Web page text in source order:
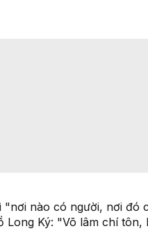
"nơi nào có người, nơi đó
Ký: "Võ lâm chí tôn,